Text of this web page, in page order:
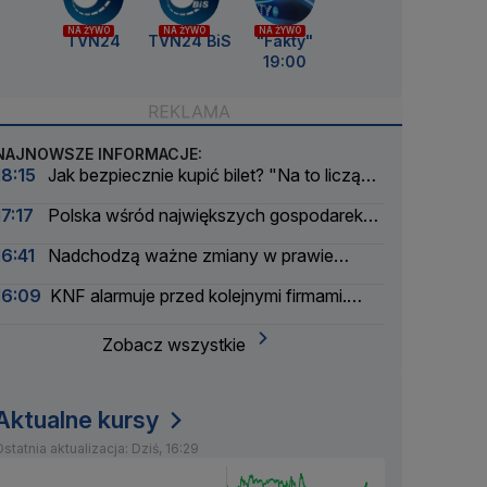
NA ŻYWO
TVN24
NA ŻYWO
TVN24 BiS
NA ŻYWO
"Fakty"
19:00
INFORMACJE:
Jak bezpiecznie kupić bilet? "Na to liczą
Polska wśród największych gospodarek
Nadchodzą ważne zmiany w prawie
KNF alarmuje przed kolejnymi firmami.
Zobacz wszystkie
kursy
aktualizacja: Dziś, 16:29